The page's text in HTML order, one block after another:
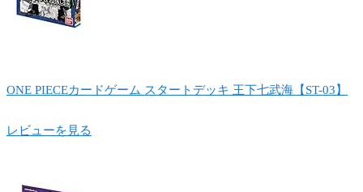
ONE PIECEカードゲーム スタートデッキ 王下七武海【ST-03】
レビューを見る